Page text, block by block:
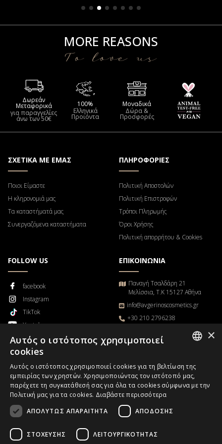
MORE REASONS
To love us
Δωρεάν
Μεταφορικά
για παραγγελίες
άνω των 50€
100%
Ελληνικά
Προιόντα
Μοναδικά
Δώρα &
Προσφορές
ΣΧΕΤΙΚΑ ΜΕ ΕΜΑΣ
Ποιοι Είμαστε
Η κληρονομιά μας
Τα καταστήματά μας
Συνεργαζόμενα καταστήματα
ΠΛΗΡΟΦΟΡΙΕΣ
Πολιτική Αποστολών
Πολιτική Επιστροφών
Τρόποι Πληρωμής
Όροι Χρήσης
Πολιτική απορρήτου & Cookies
FOLLOW US
facebook
Instagram
TikTok
Youtube
Blog
ΕΠΙΚΟΙΝΩΝΙΑ
Παναγή Τσαλδάρη 21
Μελίσσια, Τ.Κ 15127 Αθήνα
info@avgerinoscosmetics.gr
+30 210 2796238
9π.μ. – 5μ.μ
Παρακολούθηση παραγγελίας
Επαγγελματίες χωρίς Κατάστημα
B2B
ENGLISH
×
Αυτός ο ιστότοπος χρησιμοποιεί
cookies
Αυτός ο ιστότοπος χρησιμοποιεί cookies για τη βελτίωση της
εμπειρίας των χρηστών. Χρησιμοποιώντας τον ιστότοπό μας,
παρέχετε τη συγκατάθεσή σας για όλα τα cookies σύμφωνα με την
Πολιτική μας για τα cookies. Διαβάστε περισσότερα
ΑΠΟΛΎΤΩΣ ΑΠΑΡΑΊΤΗΤΑ
ΑΠΌΔΟΣΗΣ
ΣΤΌΧΕΥΣΗΣ ΛΕΙΤΟΥΡΓΙΚΌΤΗΤΑΣ